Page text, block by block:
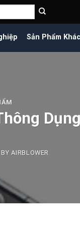
Sản Phẩm Khác
BYAIRBLOWER